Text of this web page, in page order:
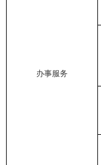
办事服务